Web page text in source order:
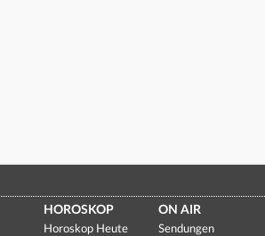
HOROSKOP
Horoskop Heute
ON AIR
Sendungen